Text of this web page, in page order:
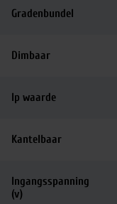
Gradenbundel
Dimbaar
Ip waarde
Kantelbaar
Ingangsspanning
(v)